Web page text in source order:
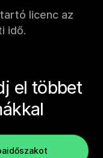
licenc az
idő.
el többet